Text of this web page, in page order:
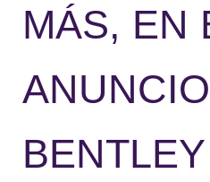
MÁS, EN
BENTLEY